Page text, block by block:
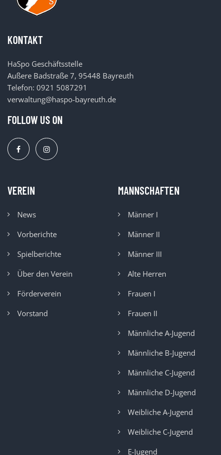
KONTAKT
HaSpo Geschäftsstelle
Außere Badstraße 7, 95448 Bayreuth
Telefon: 0921 5087291
verwaltung@haspo-bayreuth.de
FOLLOW US ON
VEREIN
News
Vorberichte
Spielberichte
Über den Verein
Förderverein
Vorstand
MANNSCHAFTEN
Männer I
Männer II
Männer III
Alte Herren
Frauen I
Frauen II
Männliche A-Jugend
Männliche B-Jugend
Männliche C-Jugend
Männliche D-Jugend
Weibliche A-Jugend
Weibliche C-Jugend
E-Jugend